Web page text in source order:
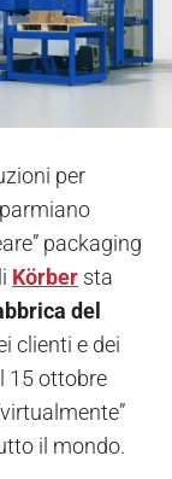
per
packaging
Körber sta
del
clienti e dei
15 ottobre
il mondo.